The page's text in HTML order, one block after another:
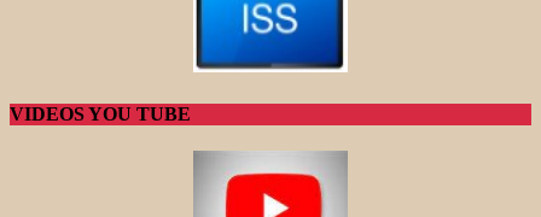
VIDEOS YOU TUBE